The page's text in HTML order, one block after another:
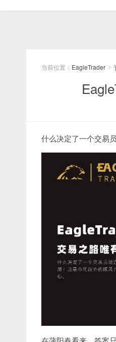
当前位置： EagleTrader >
什么决定了一个交易